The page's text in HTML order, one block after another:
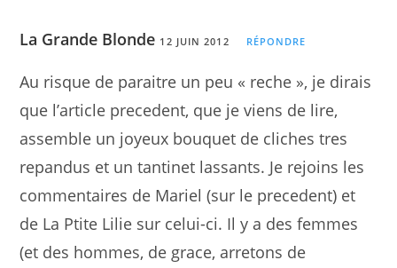
La Grande Blonde 12 JUIN 2012 RÉPONDRE
Au risque de paraitre un peu « reche », je dirais
que l’article precedent, que je viens de lire,
assemble un joyeux bouquet de cliches tres
repandus et un tantinet lassants. Je rejoins les
commentaires de Mariel (sur le precedent) et
de La Ptite Lilie sur celui-ci. Il y a des femmes
(et des hommes, de grace, arretons de